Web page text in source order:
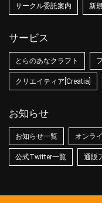
サークル委託案内 新
サービス
とらのあなクラフト
クリエイティア[Creatia]
お知らせ
お知らせ一覧 オンラ
公式Twitter一覧 通販